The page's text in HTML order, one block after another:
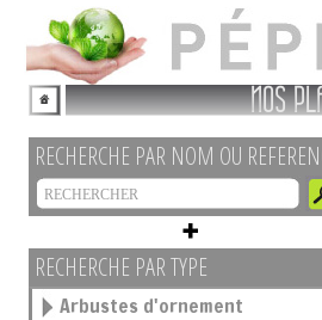
NOS
RECHERCHE PAR NOM OU
RECHERCHE PAR TYPE
Arbustes d'ornement